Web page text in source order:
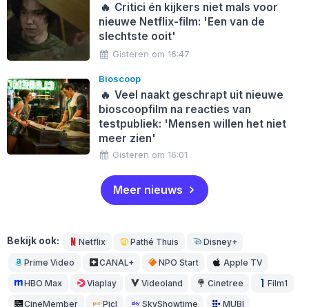
🔥 Critici én kijkers niet mals voor
nieuwe Netflix-film: 'Een van de
slechtste ooit'
Gisteren om 16:47
Bioscoop
🔥 Veel naakt geschrapt uit nieuwe
bioscoopfilm na reacties van
testpubliek: 'Mensen willen het niet
meer zien'
Gisteren om 16:01
Meer nieuws
Bekijk ook: Netflix Pathé Thuis Disney+
Prime Video CANAL+ NPO Start Apple TV
HBO Max Viaplay Videoland Cinetree Film1
CineMember Picl SkyShowtime MUBI